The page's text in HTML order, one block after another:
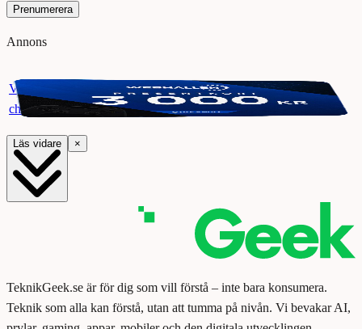
Prenumerera
Annons
Vinn ett presentkort på Webhallen. Delta i vår giveaway för
chansen att vinna 3000 kr.
Läs vidare ×
TeknikGeek.se är för dig som vill förstå – inte bara konsumera.
Teknik som alla kan förstå, utan att tumma på nivån. Vi bevakar AI,